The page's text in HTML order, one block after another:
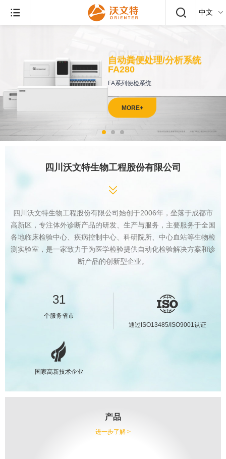
ORIENTER
自动粪便处理/分析系统
FA280
FA系列便检系统
MORE+
四川沃文特生物工程股份有限公司
四川沃文特生物工程股份有限公司始创于2006年，坐落于成都市
高新区，专注体外诊断产品的研发、生产与服务，主要服务于全国
各地临床检验中心、疾病控制中心、科研院所、中心血站等生物检
测实验室，是一家致力于为医学检验提供自动化检验解决方案和诊
断产品的创新型企业。
31
个服务省市
通过ISO13485/ISO9001认证
国家高新技术企业
产品
进一步了解 >